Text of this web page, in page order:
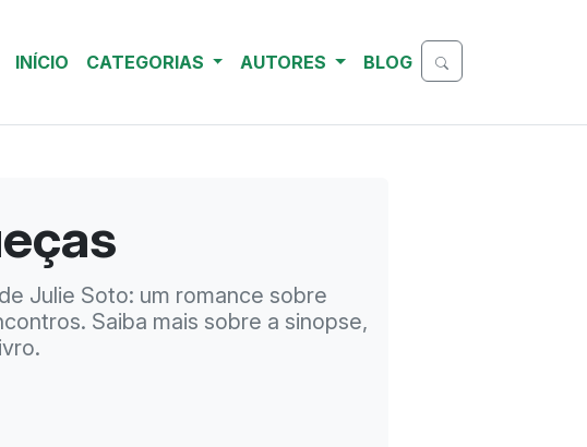
INÍCIO CATEGORIAS AUTORES BLOG
Julie Soto: um romance sobre
Saiba mais sobre a sinopse,